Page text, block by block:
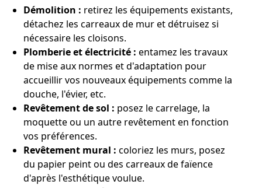
Démolition : retirez les équipements existants,
détachez les carreaux de mur et détruisez si
nécessaire les cloisons.
Plomberie et électricité : entamez les travaux
de mise aux normes et d'adaptation pour
accueillir vos nouveaux équipements comme la
douche, l'évier, etc.
Revêtement de sol : posez le carrelage, la
moquette ou un autre revêtement en fonction
vos préférences.
Revêtement mural : coloriez les murs, posez
du papier peint ou des carreaux de faïence
d'après l'esthétique voulue.